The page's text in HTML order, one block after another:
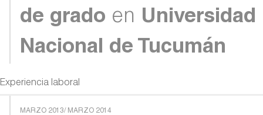
de grado en Universidad
Nacional de Tucumán
Experiencia laboral
MARZO 2013/ MARZO 2014